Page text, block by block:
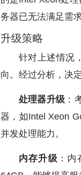
务器已无法满足需
升级策略
针对上述情况
向。经过分析，决
处理器升级 ：
器，如Intel Xeon
并发处理能力。
内存升级 ：